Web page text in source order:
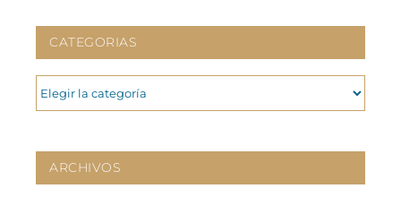
CATEGORIAS
CATEGORIAS
ARCHIVOS